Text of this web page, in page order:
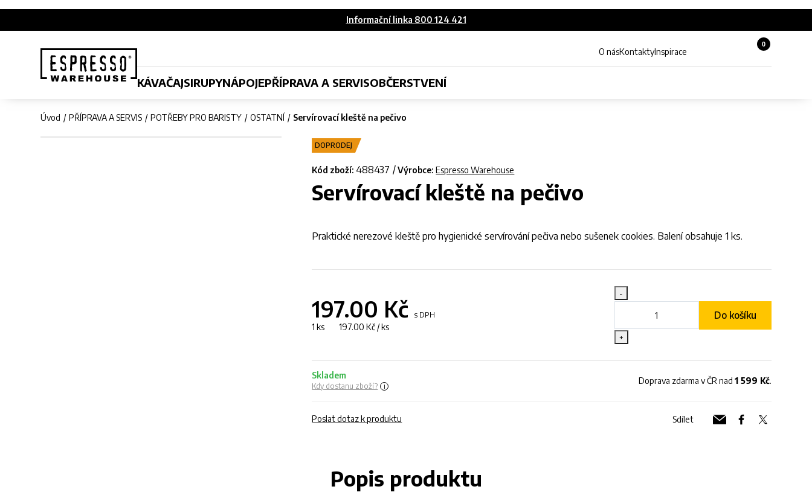
Informační linka 800 124 421
O násKontaktyInspirace
0
Košík, 0
KÁVAČAJSIRUPYNÁPOJEPŘÍPRAVA A SERVISOBČERSTVENÍ
Úvod PŘÍPRAVA A SERVIS POTŘEBY PRO BARISTY OSTATNÍ Servírovací kleště na pečivo
DOPRODEJ
Kód zboží: 488437 Výrobce: Espresso Warehouse
Servírovací kleště na pečivo
Praktické nerezové kleště pro hygienické servírování pečiva nebo sušenek cookies. Balení obsahuje 1 ks.
197.00 Kč s DPH
1 ks 197.00 Kč / ks
-
+
Do košíku
Skladem
Kdy dostanu zboží?
Doprava zdarma v ČR nad 1 599 Kč.
Poslat dotaz k produktu Sdílet
Popis produktu